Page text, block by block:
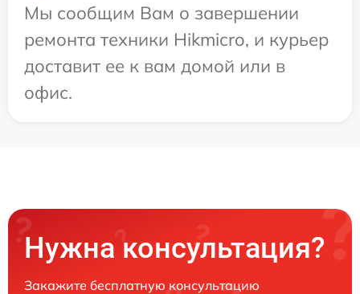
Мы сообщим Вам о завершении
ремонта техники Hikmicro, и курьер
доставит ее к вам домой или в
офис.
Нужна консультация?
Закажите бесплатную консультацию